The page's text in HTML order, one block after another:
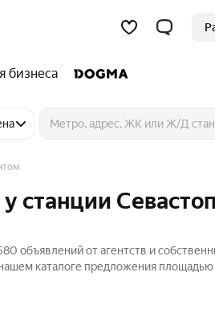
бизнеса
станции
объявлений от агентств и
каталоге предложения площадью